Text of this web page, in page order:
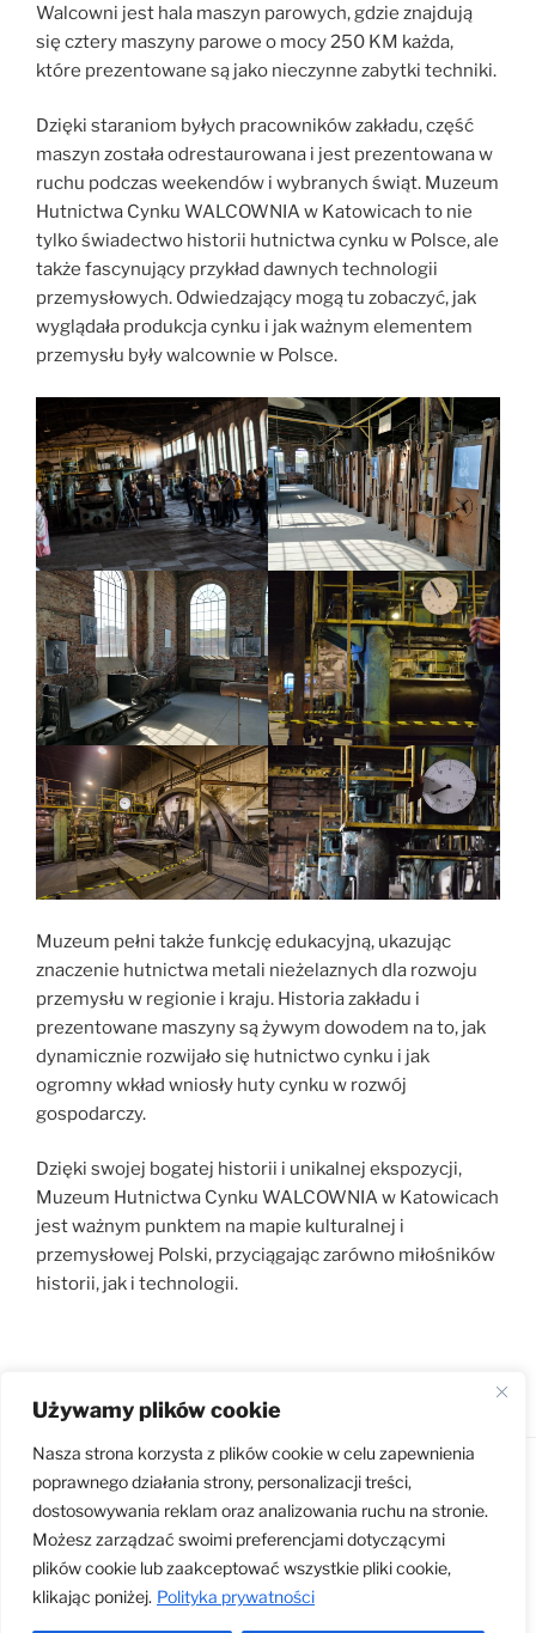
Używamy plików cookie
Nasza strona korzysta z plików cookie w celu zapewnienia
poprawnego działania strony, personalizacji treści,
dostosowywania reklam oraz analizowania ruchu na stronie.
Możesz zarządzać swoimi preferencjami dotyczącymi
plików cookie lub zaakceptować wszystkie pliki cookie,
klikając poniżej. Polityka prywatności
Walcowni jest hala maszyn parowych, gdzie znajdują
się cztery maszyny parowe o mocy 250 KM każda,
które prezentowane są jako nieczynne zabytki techniki.
Dzięki staraniom byłych pracowników zakładu, część
maszyn została odrestaurowana i jest prezentowana w
ruchu podczas weekendów i wybranych świąt. Muzeum
Hutnictwa Cynku WALCOWNIA w Katowicach to nie
tylko świadectwo historii hutnictwa cynku w Polsce, ale
także fascynujący przykład dawnych technologii
przemysłowych. Odwiedzający mogą tu zobaczyć, jak
wyglądała produkcja cynku i jak ważnym elementem
przemysłu były walcownie w Polsce.
Muzeum pełni także funkcję edukacyjną, ukazując
znaczenie hutnictwa metali nieżelaznych dla rozwoju
przemysłu w regionie i kraju. Historia zakładu i
prezentowane maszyny są żywym dowodem na to, jak
dynamicznie rozwijało się hutnictwo cynku i jak
ogromny wkład wniosły huty cynku w rozwój
gospodarczy.
Dzięki swojej bogatej historii i unikalnej ekspozycji,
Muzeum Hutnictwa Cynku WALCOWNIA w Katowicach
jest ważnym punktem na mapie kulturalnej i
przemysłowej Polski, przyciągając zarówno miłośników
historii, jak i technologii.
Dumnie wspierane przez WordPress